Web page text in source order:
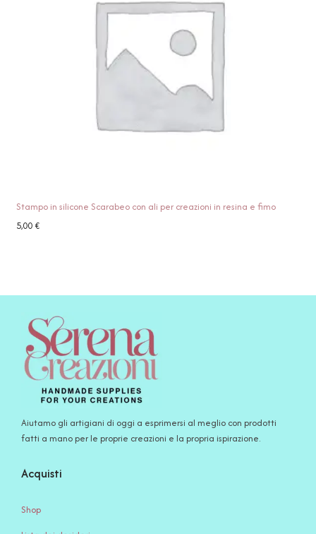
Stampo in silicone Scarabeo con ali per creazioni in resina e fimo
5,00€
Aiutamo gli artigiani di oggi a esprimersi al meglio con prodotti
fatti a mano per le proprie creazioni e la propria ispirazione.
Acquisti
Shop